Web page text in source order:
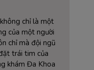
chỉ là một
của một người
chỉ mà đội ngũ
trái tim của
khám Đa Khoa